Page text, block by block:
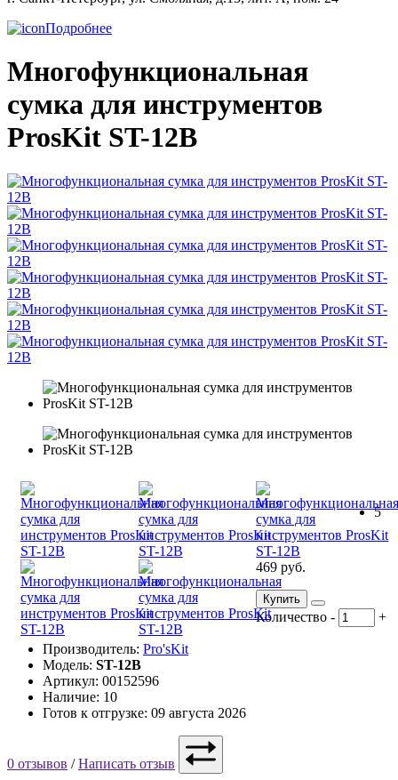
Подробнее
Многофункциональная
сумка для инструментов
ProsKit ST-12B
5
469 руб.
Купить
Количество - +
Производитель: Pro'sKit
Модель: ST-12B
Артикул: 00152596
Наличие: 10
Готов к отгрузке: 09 августа 2026
0 отзывов /Написать отзыв